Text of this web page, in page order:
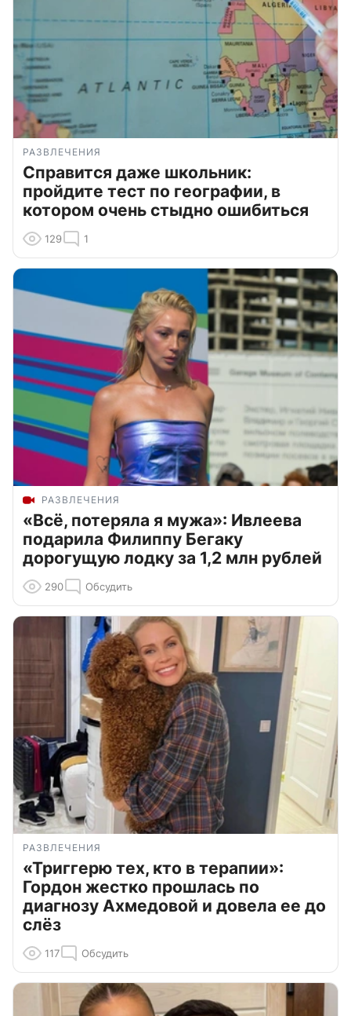
РАЗВЛЕЧЕНИЯ
Справится даже школьник:
пройдите тест по географии, в
котором очень стыдно ошибиться
129 1
РАЗВЛЕЧЕНИЯ
«Всё, потеряла я мужа»: Ивлеева
подарила Филиппу Бегаку
дорогущую лодку за 1,2 млн рублей
290 Обсудить
РАЗВЛЕЧЕНИЯ
«Триггерю тех, кто в терапии»:
Гордон жестко прошлась по
диагнозу Ахмедовой и довела ее до
слёз
117 Обсудить